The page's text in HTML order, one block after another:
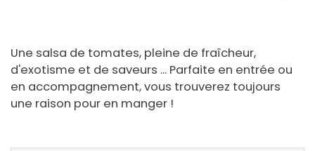
Une salsa de tomates, pleine de fraîcheur,
d'exotisme et de saveurs ... Parfaite en entrée ou
en accompagnement, vous trouverez toujours
une raison pour en manger !